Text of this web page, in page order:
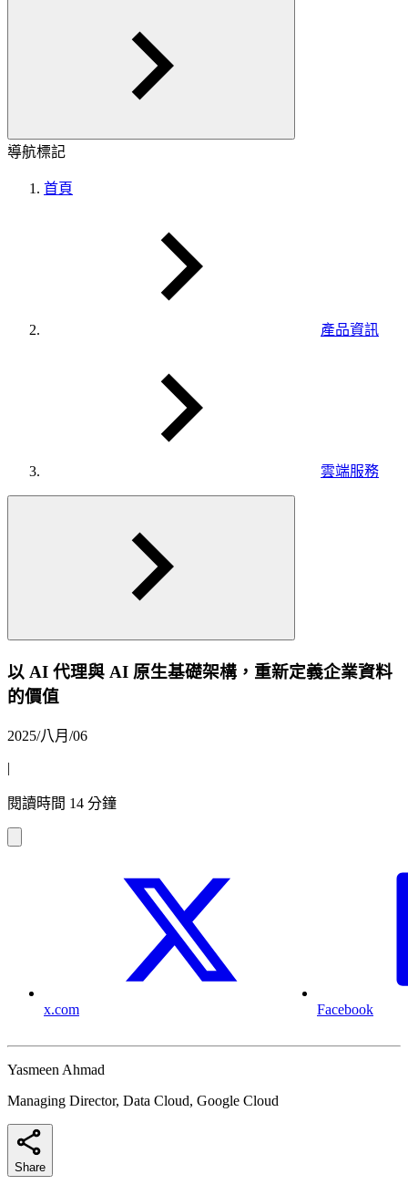
導航標記
首頁
產品資訊
雲端服務
以 AI 代理與 AI 原生基礎架構，重新定義企業資料
的價值
2025/八月/06
|
閱讀時間 14 分鐘
x.com Facebook
Yasmeen Ahmad
Managing Director, Data Cloud, Google Cloud
Share